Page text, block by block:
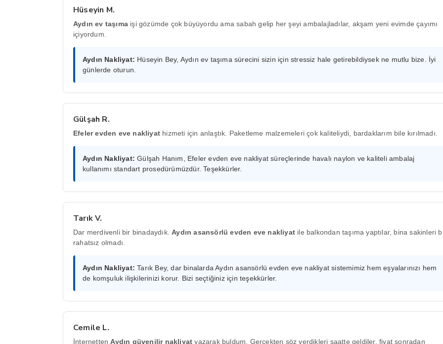
Hüseyin M.
Aydın ev taşıma işi gözümde çok büyüyordu ama sabah gelip her şeyi ambalajladılar, akşam yeni evimde çayımı
içiyordum.
Aydın Nakliyat: Hüseyin Bey, Aydın ev taşıma sürecini sizin için stressiz hale getirebildiysek ne mutlu bize. İyi
günlerde oturun.
Gülşah R.
Efeler evden eve nakliyat hizmeti için anlaştık. Paketleme malzemeleri çok kaliteliydi, bardaklarım bile kırılmadı.
Aydın Nakliyat: Gülşah Hanım, Efeler evden eve nakliyat süreçlerinde havalı naylon ve kaliteli ambalaj
kullanımı standart prosedürümüzdür. Teşekkürler.
Tarık V.
Dar merdivenli bir binadaydık.Aydın asansörlü evden eve nakliyat ile balkondan taşıma yaptılar, bina sakinleri
rahatsız olmadı.
Aydın Nakliyat: Tarık Bey, dar binalarda Aydın asansörlü evden eve nakliyat sistemimiz hem eşyalarınızı hem
de komşuluk ilişkilerinizi korur. Bizi seçtiğiniz için teşekkürler.
Cemile L.
İnternettenAydın güvenilir nakliyat yazarak buldum. Gerçekten söz verdikleri saatte geldiler, fiyat sonradan